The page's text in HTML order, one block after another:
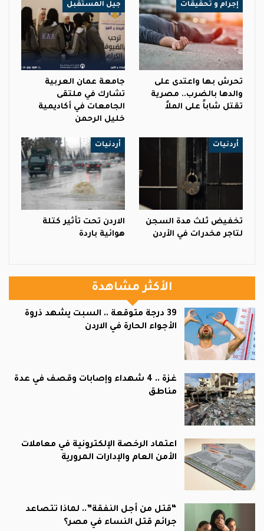
إجرام و تحقيقات
تحرش بها واعتدى على
والدها بالضرب.. مصرية
تقتل شاباً على الملاً
جيل المستقبل
جامعة عمان العربية
تشارك في ملتقى
الجامعات في أكاديمية
خليل الرحمن
أردنيات
تخفيض ثلث مدة السجن
لتاجر مخدرات في الأردن
أردنيات
الاردن تحت تأثير كتلة
هوائية باردة
الأكثر مشاهدة
39 درجة متوقعة .. السبت يشهد ذروة
الأجواء الحارة في الاردن
غزة .. 4 شهداء وإصابات وقصف في عدة
مناطق
اعتماد الرخصة الإلكترونية في معاملات
الأمن العام والإدارات المرورية
“قتل من أجل النفقة”.. لماذا تتصاعد
جرائم قتل النساء في مصر؟